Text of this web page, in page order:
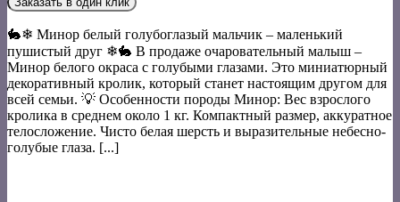
🐇❄ Минор белый голубоглазый мальчик – маленький
пушистый друг ❄🐇 В продаже очаровательный малыш –
Минор белого окраса с голубыми глазами. Это миниатюрный
декоративный кролик, который станет настоящим другом для
всей семьи. 💡 Особенности породы Минор: Вес взрослого
кролика в среднем около 1 кг. Компактный размер, аккуратное
телосложение. Чисто белая шерсть и выразительные небесно-
голубые глаза. [...]